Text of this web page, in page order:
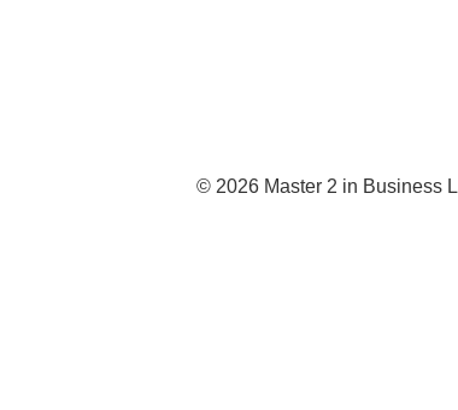
© 2026 Master 2 in Business